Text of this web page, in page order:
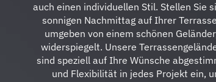
auch einen individuellen Stil. Stellen Sie
sonnigen Nachmittag auf Ihrer
umgeben von einem schönen
widerspiegelt. Unsere
sind speziell auf Ihre Wünsche
und Flexibilität in jedes Projekt ein,